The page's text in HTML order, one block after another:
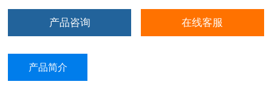
产品咨询 在线客服
产品简介